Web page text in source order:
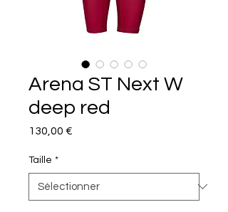
Arena ST Next W
deep red
130,00 €
Taille *